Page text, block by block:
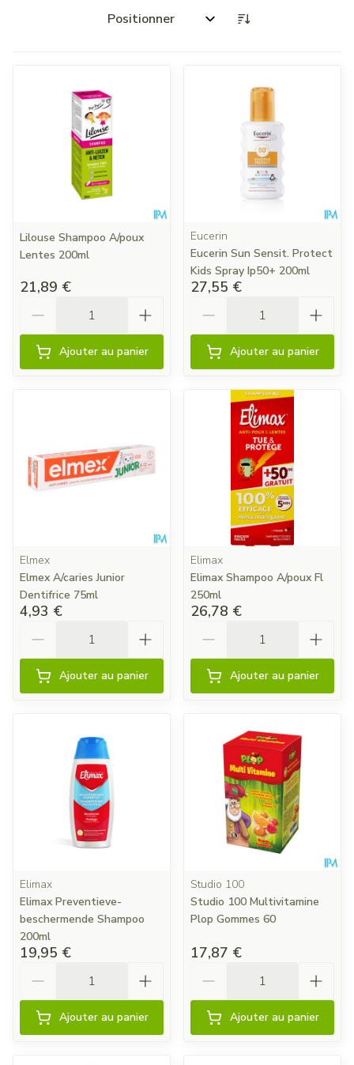
Trier par:
Lilouse Shampoo A/poux
Lentes 200ml
21,89 €
Ajouter au panier
Eucerin
Eucerin Sun Sensit. Protect
Kids Spray Ip50+ 200ml
27,55 €
Ajouter au panier
Elmex
Elmex A/caries Junior
Dentifrice 75ml
4,93 €
Ajouter au panier
Elimax
Elimax Shampoo A/poux Fl
250ml
26,78 €
Ajouter au panier
Elimax
Elimax Preventieve-
beschermende Shampoo
200ml
19,95 €
Ajouter au panier
Studio 100
Studio 100 Multivitamine
Plop Gommes 60
17,87 €
Ajouter au panier